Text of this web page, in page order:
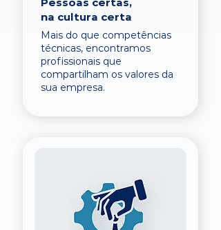
na cultura certa
Mais do que competências
técnicas, encontramos
profissionais que
compartilham os valores da
sua empresa.